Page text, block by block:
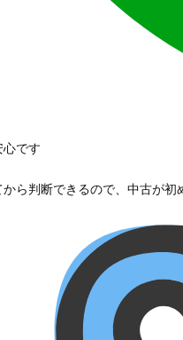
心です
ら判断できるので、中古が